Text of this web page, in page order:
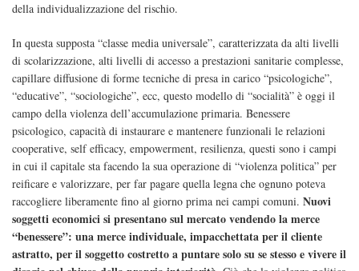
della individualizzazione del rischio.
In questa supposta “classe media universale”, caratterizzata da alti livelli
di scolarizzazione, alti livelli di accesso a prestazioni sanitarie complesse,
capillare diffusione di forme tecniche di presa in carico “psicologiche”,
“educative”, “sociologiche”, ecc, questo modello di “socialità” è oggi il
campo della violenza dell’accumulazione primaria. Benessere
psicologico, capacità di instaurare e mantenere funzionali le relazioni
cooperative, self efficacy, empowerment, resilienza, questi sono i campi
in cui il capitale sta facendo la sua operazione di “violenza politica” per
reificare e valorizzare, per far pagare quella legna che ognuno poteva
raccogliere liberamente fino al giorno prima nei campi comuni. Nuovi
soggetti economici si presentano sul mercato vendendo la merce
“benessere”: una merce individuale, impacchettata per il cliente
astratto, per il soggetto costretto a puntare solo su se stesso e vivere il